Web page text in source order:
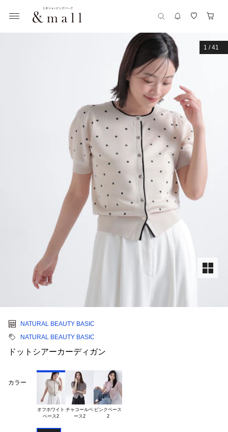
1 /41
NATURAL BEAUTY BASIC
NATURAL BEAUTY BASIC
ドットシアーカーディガン
カラー
オフホワイト チャコールベ
ース2
ピンクベース
2